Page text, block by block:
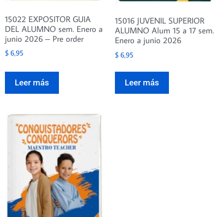
15022 EXPOSITOR GUIA
DEL ALUMNO sem. Enero a
junio 2026 – Pre order
$ 6,95
Leer más
15016 JUVENIL SUPERIOR
ALUMNO Alum 15 a 17 sem.
Enero a junio 2026
$ 6,95
Leer más